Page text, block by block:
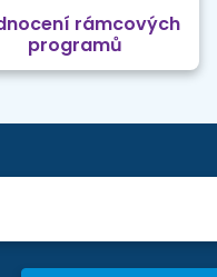
rámcových
programů